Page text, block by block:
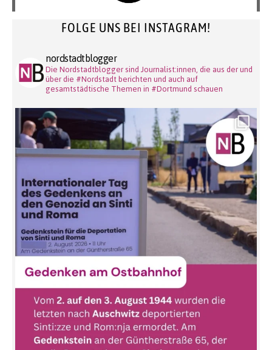
FOLGE UNS BEI INSTAGRAM!
nordstadtblogger
Die Nordstadtblogger sind Journalist:innen, die aus der und
über die #Nordstadt berichten und auch auf
gesamtstädtische Themen in #Dortmund schauen